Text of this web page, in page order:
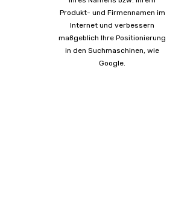
Produkt- und Firmennamen im
Internet und verbessern
maßgeblich Ihre Positionierung
in den Suchmaschinen, wie
Google.